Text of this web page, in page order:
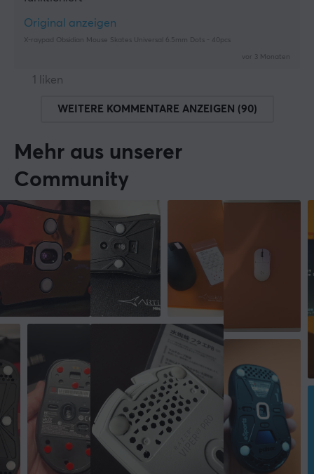
Original anzeigen
X-raypad Obsidian Mouse Skates Universal 6.5mm Dots - 40pcs
vor 3 Monaten
1 liken
WEITERE KOMMENTARE ANZEIGEN (90)
Mehr aus unserer
Community